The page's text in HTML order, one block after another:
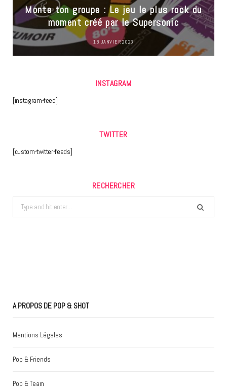
Monte ton groupe : Le jeu le plus rock du
moment créé par le Supersonic
18 JANVIER 2023
INSTAGRAM
[instagram-feed]
TWITTER
[custom-twitter-feeds]
RECHERCHER
Search
for:
A PROPOS DE POP & SHOT
Mentions Légales
Pop & Friends
Pop & Team